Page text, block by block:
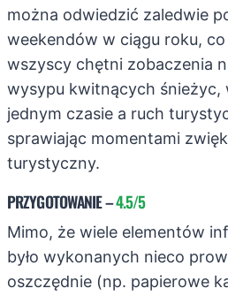
można odwiedzić zaledwie
weekendów w ciągu roku,
wszyscy chętni zobaczenia
wysypu kwitnących śnieżyc,
jednym czasie a ruch
sprawiając momentami
turystyczny.
PRZYGOTOWANIE–4.5/5
Mimo, że wiele elementów
było wykonanych nieco
oszczędnie (np. papierowe